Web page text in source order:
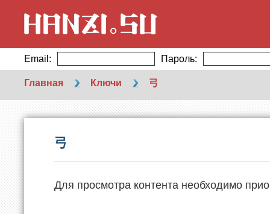
Email: Пароль:
Главная Ключи 弓
弓
Для просмотра контента необходимо